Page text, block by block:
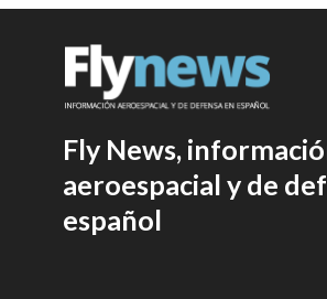
Fly News,
aeroespacial y de
español